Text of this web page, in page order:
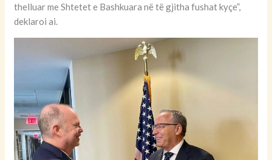
thelluar me Shtetet e Bashkuara në të gjitha fushat kyçe”,
deklaroi ai.